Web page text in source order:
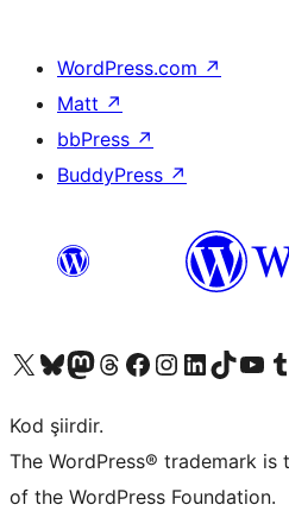
WordPress.com ↗
Matt ↗
bbPress ↗
BuddyPress ↗
X (eski Twitter) hesabımıza bakın
Bluesky hesabımızı ziyaret edinMastodon hesabımızı ziyaret edinThreads hesabımızı ziyaret edinFacebook sayfamızı ziyaret edinInstagram hesabımızı ziyaret edinLinkedIn hesabımızı ziyaret edinTikTok hesabımızı ziyaret edinYouTube kanalımızı ziyaret edin
Tumblr
Kod şiirdir.
The WordPress® trademark
of the WordPress Foundation.